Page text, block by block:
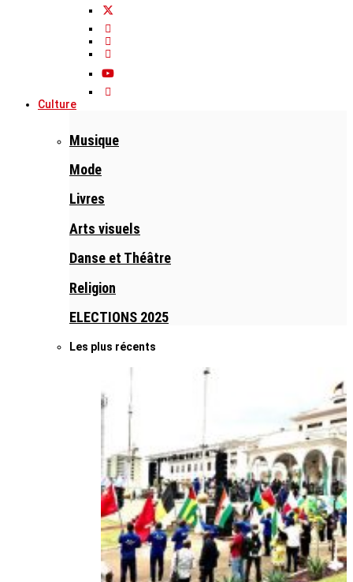
Culture
Musique
Mode
Livres
Arts visuels
Danse et Théâtre
Religion
ELECTIONS 2025
Les plus récents